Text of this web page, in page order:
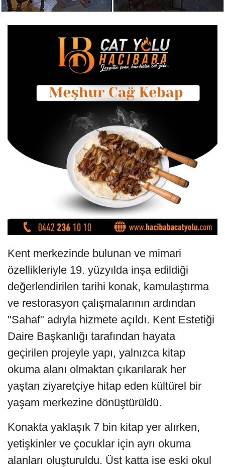
Kent merkezinde bulunan ve mimari
özellikleriyle 19. yüzyılda inşa edildiği
değerlendirilen tarihi konak, kamulaştırma
ve restorasyon çalışmalarının ardından
"Sahaf" adıyla hizmete açıldı. Kent Estetiği
Daire Başkanlığı tarafından hayata
geçirilen projeyle yapı, yalnızca kitap
okuma alanı olmaktan çıkarılarak her
yaştan ziyaretçiye hitap eden kültürel bir
yaşam merkezine dönüştürüldü.
Konakta yaklaşık 7 bin kitap yer alırken,
yetişkinler ve çocuklar için ayrı okuma
alanları oluşturuldu. Üst katta ise eski okul